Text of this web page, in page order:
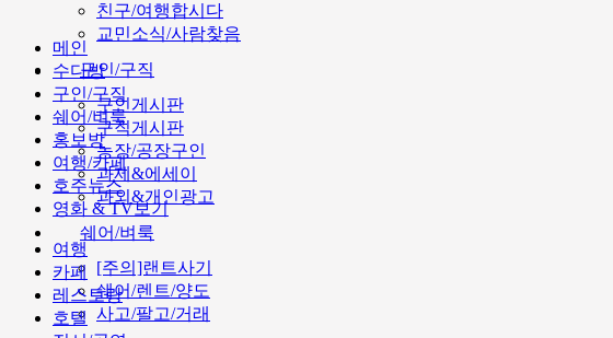
친구/여행합시다
교민소식/사람찾음
구인/구직
구인게시판
구직게시판
농장/공장구인
과제&에세이
과외&개인광고
쉐어/벼룩
[주의]랜트사기
쉐어/렌트/양도
사고/팔고/거래
메인
수다방
구인/구직
쉐어/벼룩
홍보방
여행/카페
호주뉴스
영화 & TV보기
여행
카페
레스토랑
호텔